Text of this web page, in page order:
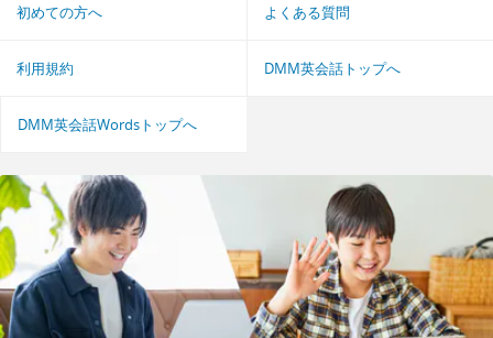
初めての方へ よくある質問
利用規約 DMM英会話トップへ
DMM英会話Wordsトップへ